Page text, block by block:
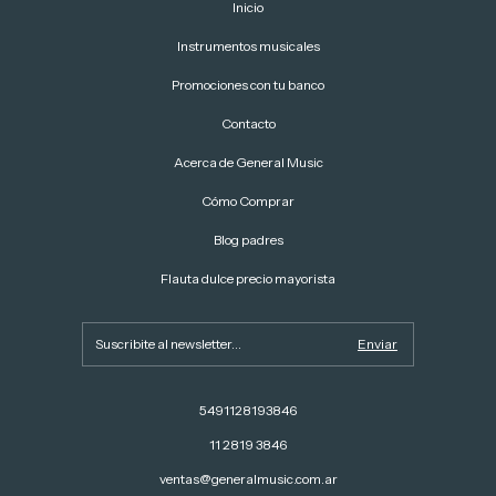
Inicio
Instrumentos musicales
Promociones con tu banco
Contacto
Acerca de General Music
Cómo Comprar
Blog padres
Flauta dulce precio mayorista
5491128193846
11 2819 3846
ventas@generalmusic.com.ar